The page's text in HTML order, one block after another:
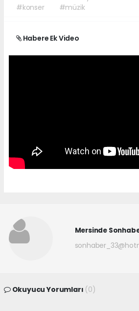
#konser
#müzik
Habere Ek Video
Mersinde
Okuyucu Yorumları (0)